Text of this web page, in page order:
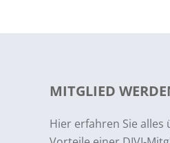
MITGLIED
Hier erfahren Sie alles